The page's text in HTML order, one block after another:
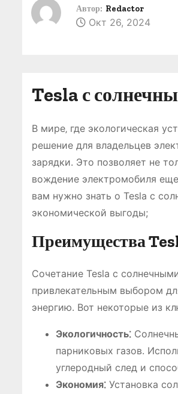
Автор: Redactor
Окт 26, 2024
Tesla с
В мире‚ где экологическая
решение для владельцев
зарядки. Это позволяет не
вождение электромобиля
вам нужно знать о Tesla с
экономической выгоды;
Преимущества
Сочетание Tesla с
привлекательным выбором
энергию. Вот некоторые из
Экологичность⁚
парниковых газов.
углеродный след и
Экономия⁚ Установка